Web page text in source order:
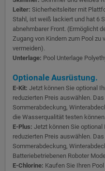
Leiter: Sicherheitsleiter mit
Stahl, ist weiß lackiert und hat 6
abnehmbarer Front. (Ermöglicht
Zugang von Kindern zum Pool zu
vermeiden).
Unterlage: Pool Unterlage
Optionale Ausrüstung.
E-Kit: Jetzt können Sie optional
reduzierten Preis auswählen.
Sommerabdeckung,
die Wasserqualität testen können.
E-Plus: Jetzt können Sie optional
reduzierten Preis auswählen.
Sommerabdeckung,
Batteriebetriebenen Roboter
E-Chlorine: Kaufen Sie Ihren